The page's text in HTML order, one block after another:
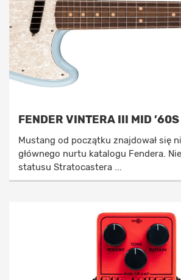
FENDER VINTERA III MID
Mustang od początku znajdował się
głównego nurtu katalogu Fendera.
statusu Stratocastera ...